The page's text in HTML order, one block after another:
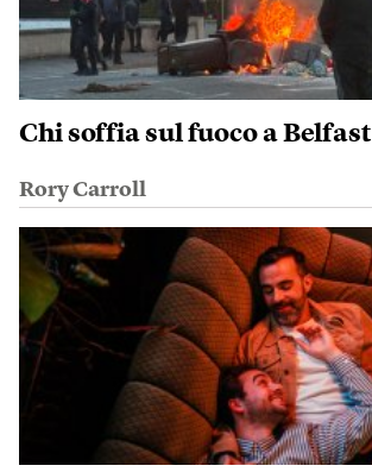
Chi soffia sul fuoco a Belfast
Rory Carroll